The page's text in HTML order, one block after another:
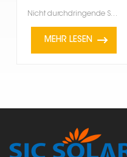
Nicht durchdringende Solarklemmen für Metalldächer Diese Klemmen sind eine clevere Möglichkeit, Sola...
MEHR LESEN